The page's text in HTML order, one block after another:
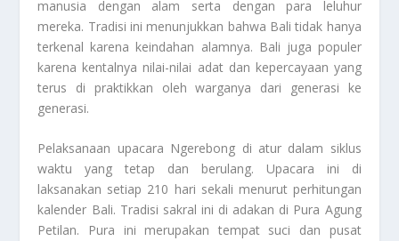
manusia dengan alam serta dengan para leluhur
mereka. Tradisi ini menunjukkan bahwa Bali tidak hanya
terkenal karena keindahan alamnya. Bali juga populer
karena kentalnya nilai-nilai adat dan kepercayaan yang
terus di praktikkan oleh warganya dari generasi ke
generasi.
Pelaksanaan upacara Ngerebong di atur dalam siklus
waktu yang tetap dan berulang. Upacara ini di
laksanakan setiap 210 hari sekali menurut perhitungan
kalender Bali. Tradisi sakral ini di adakan di Pura Agung
Petilan. Pura ini merupakan tempat suci dan pusat